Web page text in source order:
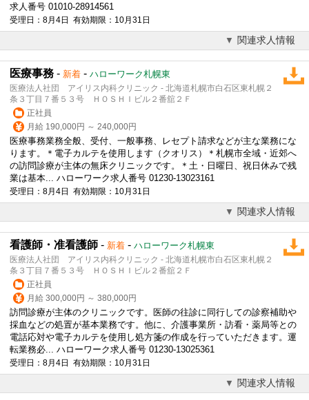
求人番号 01010-28914561
受理日：8月4日 有効期限：10月31日
関連求人情報
医療事務 - 新着 - ハローワーク札幌東
医療法人社団 アイリス内科クリニック - 北海道札幌市白石区東札幌２
条３丁目７番５３号 ＨＯＳＨＩビル２番舘２Ｆ
正社員
月給 190,000円 ～ 240,000円
医療事務業務全般、受付、一般事務、レセプト請求などが主な業務にな
ります。＊ 電子カルテを使用します（クオリス）＊札幌市全域・近郊へ
の訪問診療が主体の無床クリニックです。＊土・日曜日、祝日休みで残
業は基本... ハローワーク求人番号 01230-13023161
受理日：8月4日 有効期限：10月31日
関連求人情報
看護師・准看護師 - 新着 - ハローワーク札幌東
医療法人社団 アイリス内科クリニック - 北海道札幌市白石区東札幌２
条３丁目７番５３号 ＨＯＳＨＩビル２番舘２Ｆ
正社員
月給 300,000円 ～ 380,000円
訪問診療が主体のクリニックです。医師の往診に同行しての診察補助や
採血などの処置が基本業務です。他に、介護事業所・訪看・薬局等との
電話応対や電子カルテを使用し処方箋の作成を行っていただきます。運
転業務必... ハローワーク求人番号 01230-13025361
受理日：8月4日 有効期限：10月31日
関連求人情報